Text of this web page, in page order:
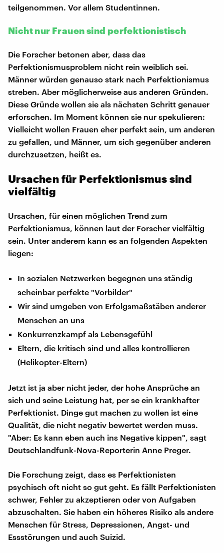
teilgenommen. Vor allem Studentinnen.
Nicht nur Frauen sind perfektionistisch
Die Forscher betonen aber, dass das
Perfektionismusproblem nicht rein weiblich sei.
Männer würden genauso stark nach Perfektionismus
streben. Aber möglicherweise aus anderen Gründen.
Diese Gründe wollen sie als nächsten Schritt genauer
erforschen. Im Moment können sie nur spekulieren:
Vielleicht wollen Frauen eher perfekt sein, um anderen
zu gefallen, und Männer, um sich gegenüber anderen
durchzusetzen, heißt es.
Ursachen für Perfektionismus sind
vielfältig
Ursachen, für einen möglichen Trend zum
Perfektionismus, können laut der Forscher vielfältig
sein. Unter anderem kann es an folgenden Aspekten
liegen:
In sozialen Netzwerken begegnen uns ständig
scheinbar perfekte "Vorbilder"
Wir sind umgeben von Erfolgsmaßstäben anderer
Menschen an uns
Konkurrenzkampf als Lebensgefühl
Eltern, die kritisch sind und alles kontrollieren
(Helikopter-Eltern)
Jetzt ist ja aber nicht jeder, der hohe Ansprüche an
sich und seine Leistung hat, per se ein krankhafter
Perfektionist. Dinge gut machen zu wollen ist eine
Qualität, die nicht negativ bewertet werden muss.
"Aber: Es kann eben auch ins Negative kippen", sagt
Deutschlandfunk-Nova-Reporterin Anne Preger.
Die Forschung zeigt, dass es Perfektionisten
psychisch oft nicht so gut geht. Es fällt Perfektionisten
schwer, Fehler zu akzeptieren oder von Aufgaben
abzuschalten. Sie haben ein höheres Risiko als andere
Menschen für Stress, Depressionen, Angst- und
Essstörungen und auch Suizid.